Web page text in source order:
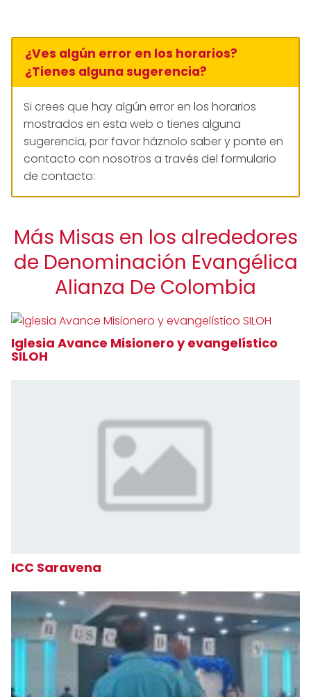
¿Ves algún error en los horarios?
¿Tienes alguna sugerencia?
Si crees que hay algún error en los horarios
mostrados en esta web o tienes alguna
sugerencia, por favor háznolo saber y ponte en
contacto con nosotros a través del formulario
de contacto:
Más Misas en los alrededores
de Denominación Evangélica
Alianza De Colombia
Iglesia Avance Misionero y evangelístico
SILOH
ICC Saravena